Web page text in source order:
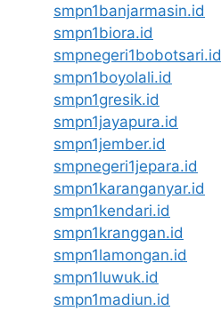
smpn1banjarmasin.id
smpn1biora.id
smpnegeri1bobotsari.id
smpn1boyolali.id
smpn1gresik.id
smpn1jayapura.id
smpn1jember.id
smpnegeri1jepara.id
smpn1karanganyar.id
smpn1kendari.id
smpn1kranggan.id
smpn1lamongan.id
smpn1luwuk.id
smpn1madiun.id